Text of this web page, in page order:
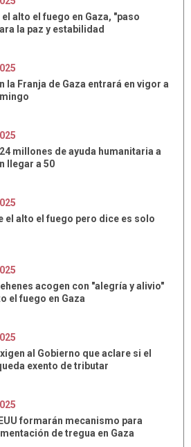
alto el fuego en Gaza, "paso
la paz y estabilidad
la Franja de Gaza entrará en vigor a
millones de ayuda humanitaria a
llegar a 50
el alto el fuego pero dice es solo
acogen con "alegría y alivio"
el fuego en Gaza
al Gobierno que aclare si el
exento de tributar
formarán mecanismo para
de tregua en Gaza